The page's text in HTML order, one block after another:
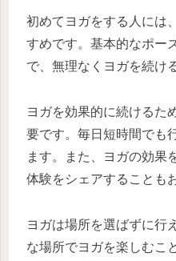
初めてヨガをする人には
すめです。基本的なポー
で、無理なくヨガを続け
ヨガを効果的に続けるた
要です。毎日短時間でも
ます。また、ヨガの効果
体験をシェアすることも
ヨガは場所を選ばずに行
な場所でヨガを楽しむこ